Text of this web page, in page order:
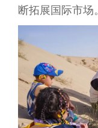
断拓展国际市场。